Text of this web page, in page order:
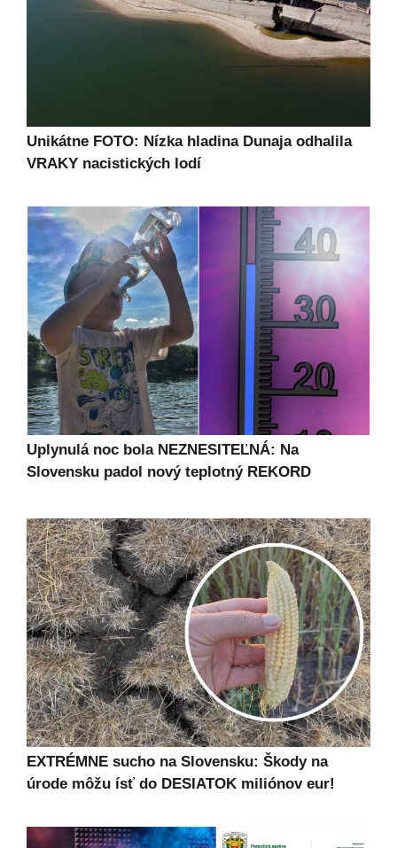
Unikátne FOTO: Nízka hladina Dunaja odhalila
VRAKY nacistických lodí
Uplynulá noc bola NEZNESITEĽNÁ: Na
Slovensku padol nový teplotný REKORD
EXTRÉMNE sucho na Slovensku: Škody na
úrode môžu ísť do DESIATOK miliónov eur!